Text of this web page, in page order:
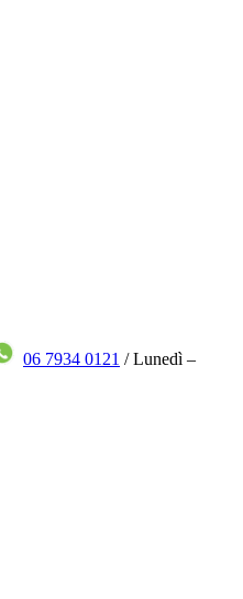
06 7934 0121 / Lunedì –